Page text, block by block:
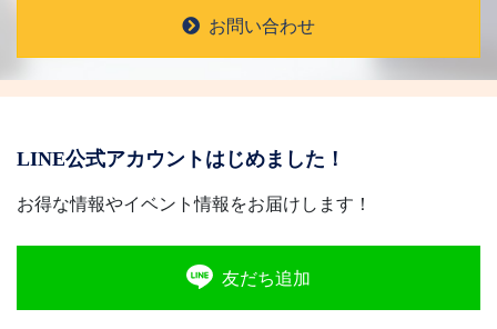
お問い合わせ
LINE公式アカウントはじめました！
お得な情報やイベント情報をお届けします！
友だち追加